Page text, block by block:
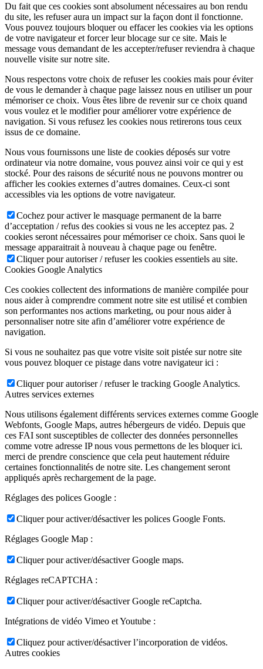
Du fait que ces cookies sont absolument nécessaires au bon rendu
du site, les refuser aura un impact sur la façon dont il fonctionne.
Vous pouvez toujours bloquer ou effacer les cookies via les options
de votre navigateur et forcer leur blocage sur ce site. Mais le
message vous demandant de les accepter/refuser reviendra à chaque
nouvelle visite sur notre site.
Nous respectons votre choix de refuser les cookies mais pour éviter
de vous le demander à chaque page laissez nous en utiliser un pour
mémoriser ce choix. Vous êtes libre de revenir sur ce choix quand
vous voulez et le modifier pour améliorer votre expérience de
navigation. Si vous refusez les cookies nous retirerons tous ceux
issus de ce domaine.
Nous vous fournissons une liste de cookies déposés sur votre
ordinateur via notre domaine, vous pouvez ainsi voir ce qui y est
stocké. Pour des raisons de sécurité nous ne pouvons montrer ou
afficher les cookies externes d’autres domaines. Ceux-ci sont
accessibles via les options de votre navigateur.
Cochez pour activer le masquage permanent de la barre
d’acceptation / refus des cookies si vous ne les acceptez pas. 2
cookies seront nécessaires pour mémoriser ce choix. Sans quoi le
message apparaitrait à nouveau à chaque page ou fenêtre.
Cliquer pour autoriser / refuser les cookies essentiels au site.
Cookies Google Analytics
Ces cookies collectent des informations de manière compilée pour
nous aider à comprendre comment notre site est utilisé et combien
son performantes nos actions marketing, ou pour nous aider à
personnaliser notre site afin d’améliorer votre expérience de
navigation.
Si vous ne souhaitez pas que votre visite soit pistée sur notre site
vous pouvez bloquer ce pistage dans votre navigateur ici :
Cliquer pour autoriser / refuser le tracking Google Analytics.
Autres services externes
Nous utilisons également différents services externes comme Google
Webfonts, Google Maps, autres hébergeurs de vidéo. Depuis que
ces FAI sont susceptibles de collecter des données personnelles
comme votre adresse IP nous vous permettons de les bloquer ici.
merci de prendre conscience que cela peut hautement réduire
certaines fonctionnalités de notre site. Les changement seront
appliqués après rechargement de la page.
Réglages des polices Google :
Cliquer pour activer/désactiver les polices Google Fonts.
Réglages Google Map :
Cliquer pour activer/désactiver Google maps.
Réglages reCAPTCHA :
Cliquer pour activer/désactiver Google reCaptcha.
Intégrations de vidéo Vimeo et Youtube :
Cliquez pour activer/désactiver l’incorporation de vidéos.
Autres cookies